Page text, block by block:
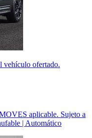
vehículo ofertado.
aplicable. Sujeto a
| Automático